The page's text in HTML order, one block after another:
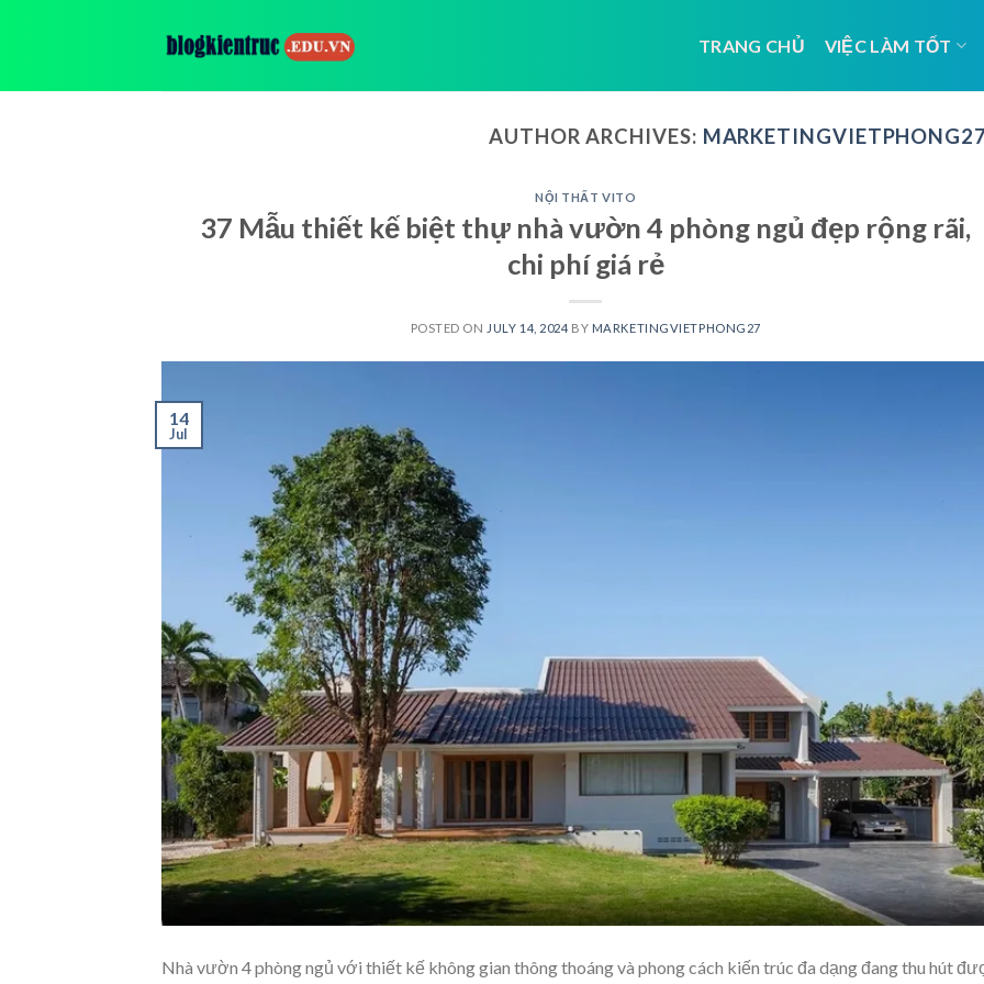
TRANG CHỦ VIỆC LÀM TỐT
AUTHOR ARCHIVES:
NỘI THẤT VITO
37 Mẫu thiết kế biệt thự nhà vườn 4 phòng ngủ đẹp rộng rãi,
chi phí giá rẻ
POSTED ON JULY 14, 2024 BY MARKETINGVIETPHONG27
14
Jul
Nhà vườn 4 phòng ngủ với thiết kế không gian thông thoáng và phong cách kiến trúc đa dạng đang thu hút